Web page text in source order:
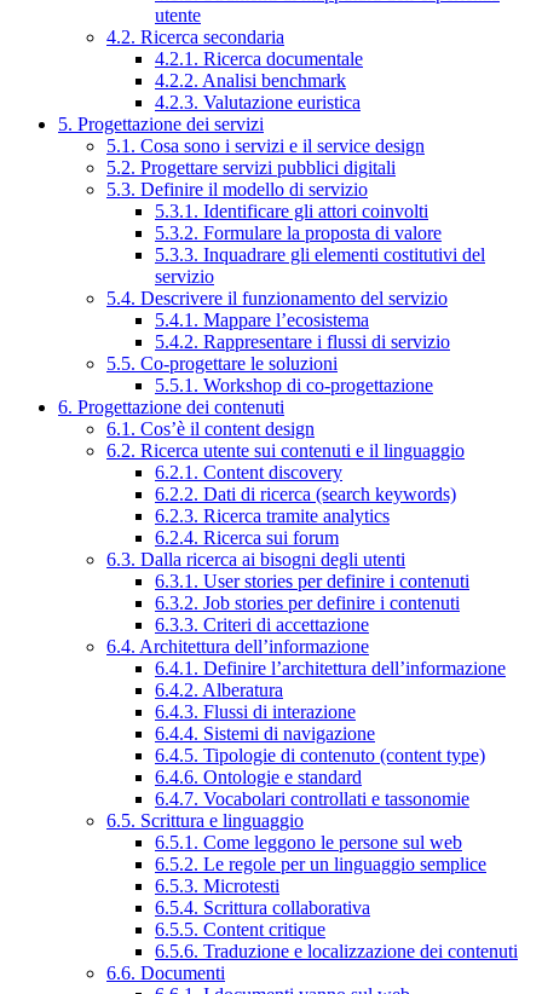
utente
4.2. Ricerca secondaria
4.2.1. Ricerca documentale
4.2.2. Analisi benchmark
4.2.3. Valutazione euristica
5. Progettazione dei servizi
5.1. Cosa sono i servizi e il service design
5.2. Progettare servizi pubblici digitali
5.3. Definire il modello di servizio
5.3.1. Identificare gli attori coinvolti
5.3.2. Formulare la proposta di valore
5.3.3. Inquadrare gli elementi costitutivi del
servizio
5.4. Descrivere il funzionamento del servizio
5.4.1. Mappare l’ecosistema
5.4.2. Rappresentare i flussi di servizio
5.5. Co-progettare le soluzioni
5.5.1. Workshop di co-progettazione
6. Progettazione dei contenuti
6.1. Cos’è il content design
6.2. Ricerca utente sui contenuti e il linguaggio
6.2.1. Content discovery
6.2.2. Dati di ricerca (search keywords)
6.2.3. Ricerca tramite analytics
6.2.4. Ricerca sui forum
6.3. Dalla ricerca ai bisogni degli utenti
6.3.1. User stories per definire i contenuti
6.3.2. Job stories per definire i contenuti
6.3.3. Criteri di accettazione
6.4. Architettura dell’informazione
6.4.1. Definire l’architettura dell’informazione
6.4.2. Alberatura
6.4.3. Flussi di interazione
6.4.4. Sistemi di navigazione
6.4.5. Tipologie di contenuto (content type)
6.4.6. Ontologie e standard
6.4.7. Vocabolari controllati e tassonomie
6.5. Scrittura e linguaggio
6.5.1. Come leggono le persone sul web
6.5.2. Le regole per un linguaggio semplice
6.5.3. Microtesti
6.5.4. Scrittura collaborativa
6.5.5. Content critique
6.5.6. Traduzione e localizzazione dei contenuti
6.6. Documenti